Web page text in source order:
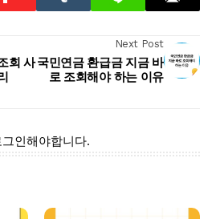
회 사
Next Post
국민연금 환급금 지금 바
로 조회해야 하는 이유
인해야합니다.